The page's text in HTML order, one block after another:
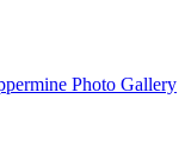
Photo Gallery